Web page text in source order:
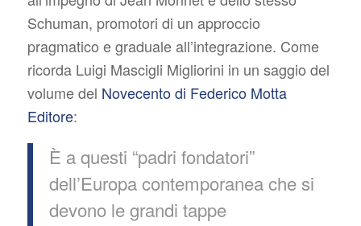
Schuman, promotori di un approccio
pragmatico e graduale all’integrazione. Come
ricorda Luigi Mascigli Migliorini in un saggio del
volume del Novecento di Federico Motta
Editore:
È a questi “padri fondatori”
dell’Europa contemporanea che si
devono le grandi tappe